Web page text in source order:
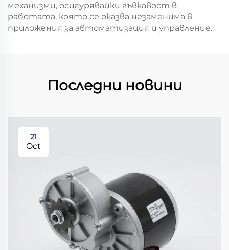
механизми, осигурявайки гъвкавост в
работата, която се оказва незаменима в
приложения за автоматизация и управление.
Последни новини
21
Oct